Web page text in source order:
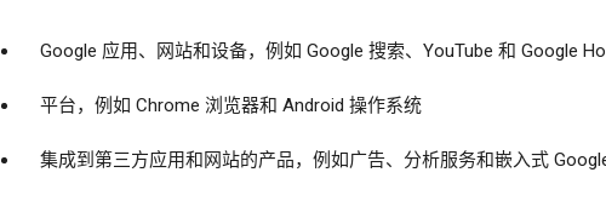
Google 应用、网站和设备，例如 Google 搜索、YouTube 和 Google
平台，例如 Chrome 浏览器和 Android 操作系统
集成到第三方应用和网站的产品，例如广告、分析服务和嵌入式